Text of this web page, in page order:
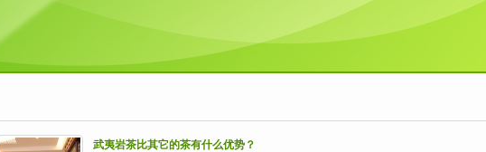
武夷岩茶比其它的茶有什么优势？